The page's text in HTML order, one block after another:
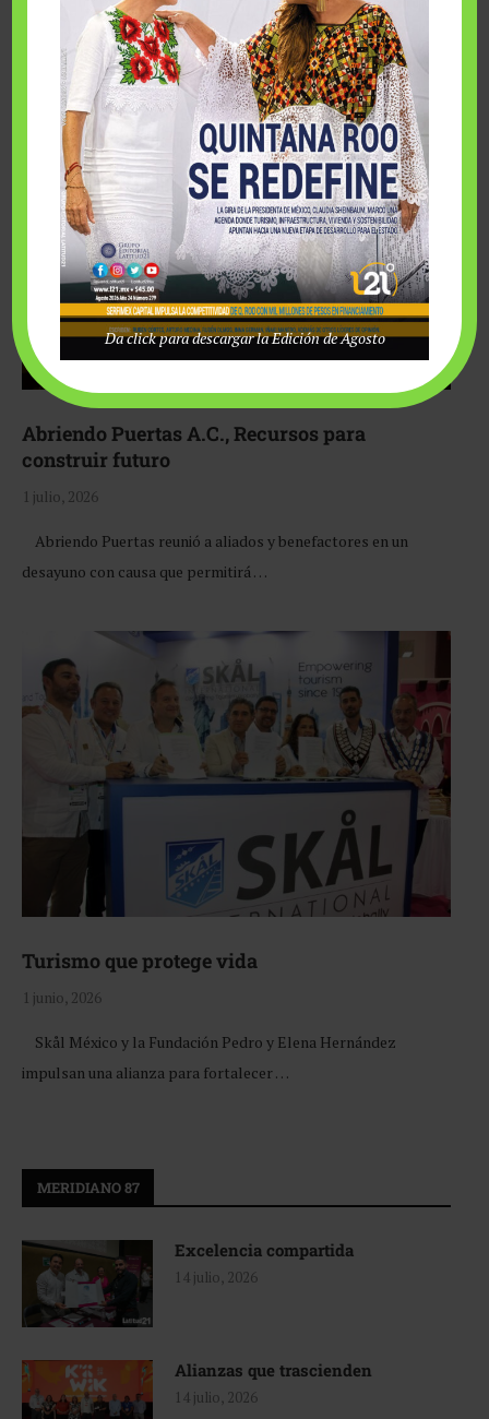
Fairmont Mayakoba y Make-A-Wish México unieron
esfuerzos para hacer realidad el deseo de una …
Abriendo Puertas A.C., Recursos para
construir futuro
1 julio, 2026
Abriendo Puertas reunió a aliados y benefactores en un
desayuno con causa que permitirá …
Turismo que protege vida
1 junio, 2026
Skål México y la Fundación Pedro y Elena Hernández
impulsan una alianza para fortalecer …
MERIDIANO 87
Excelencia compartida
14 julio, 2026
Alianzas que trascienden
14 julio, 2026
Da click para descargar la Edición de Agosto